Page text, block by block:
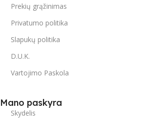
Prekių grąžinimas
Privatumo politika
Slapukų politika
D.U.K.
Vartojimo Paskola
Mano paskyra
Skydelis